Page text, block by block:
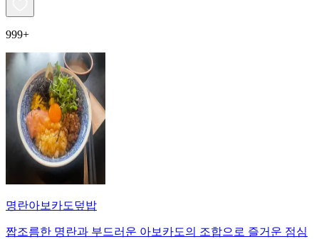
999+
명란아보카도덮밥
짭조름한 명란과 부드러운 아보카도의 조합으로 즐거운 점심